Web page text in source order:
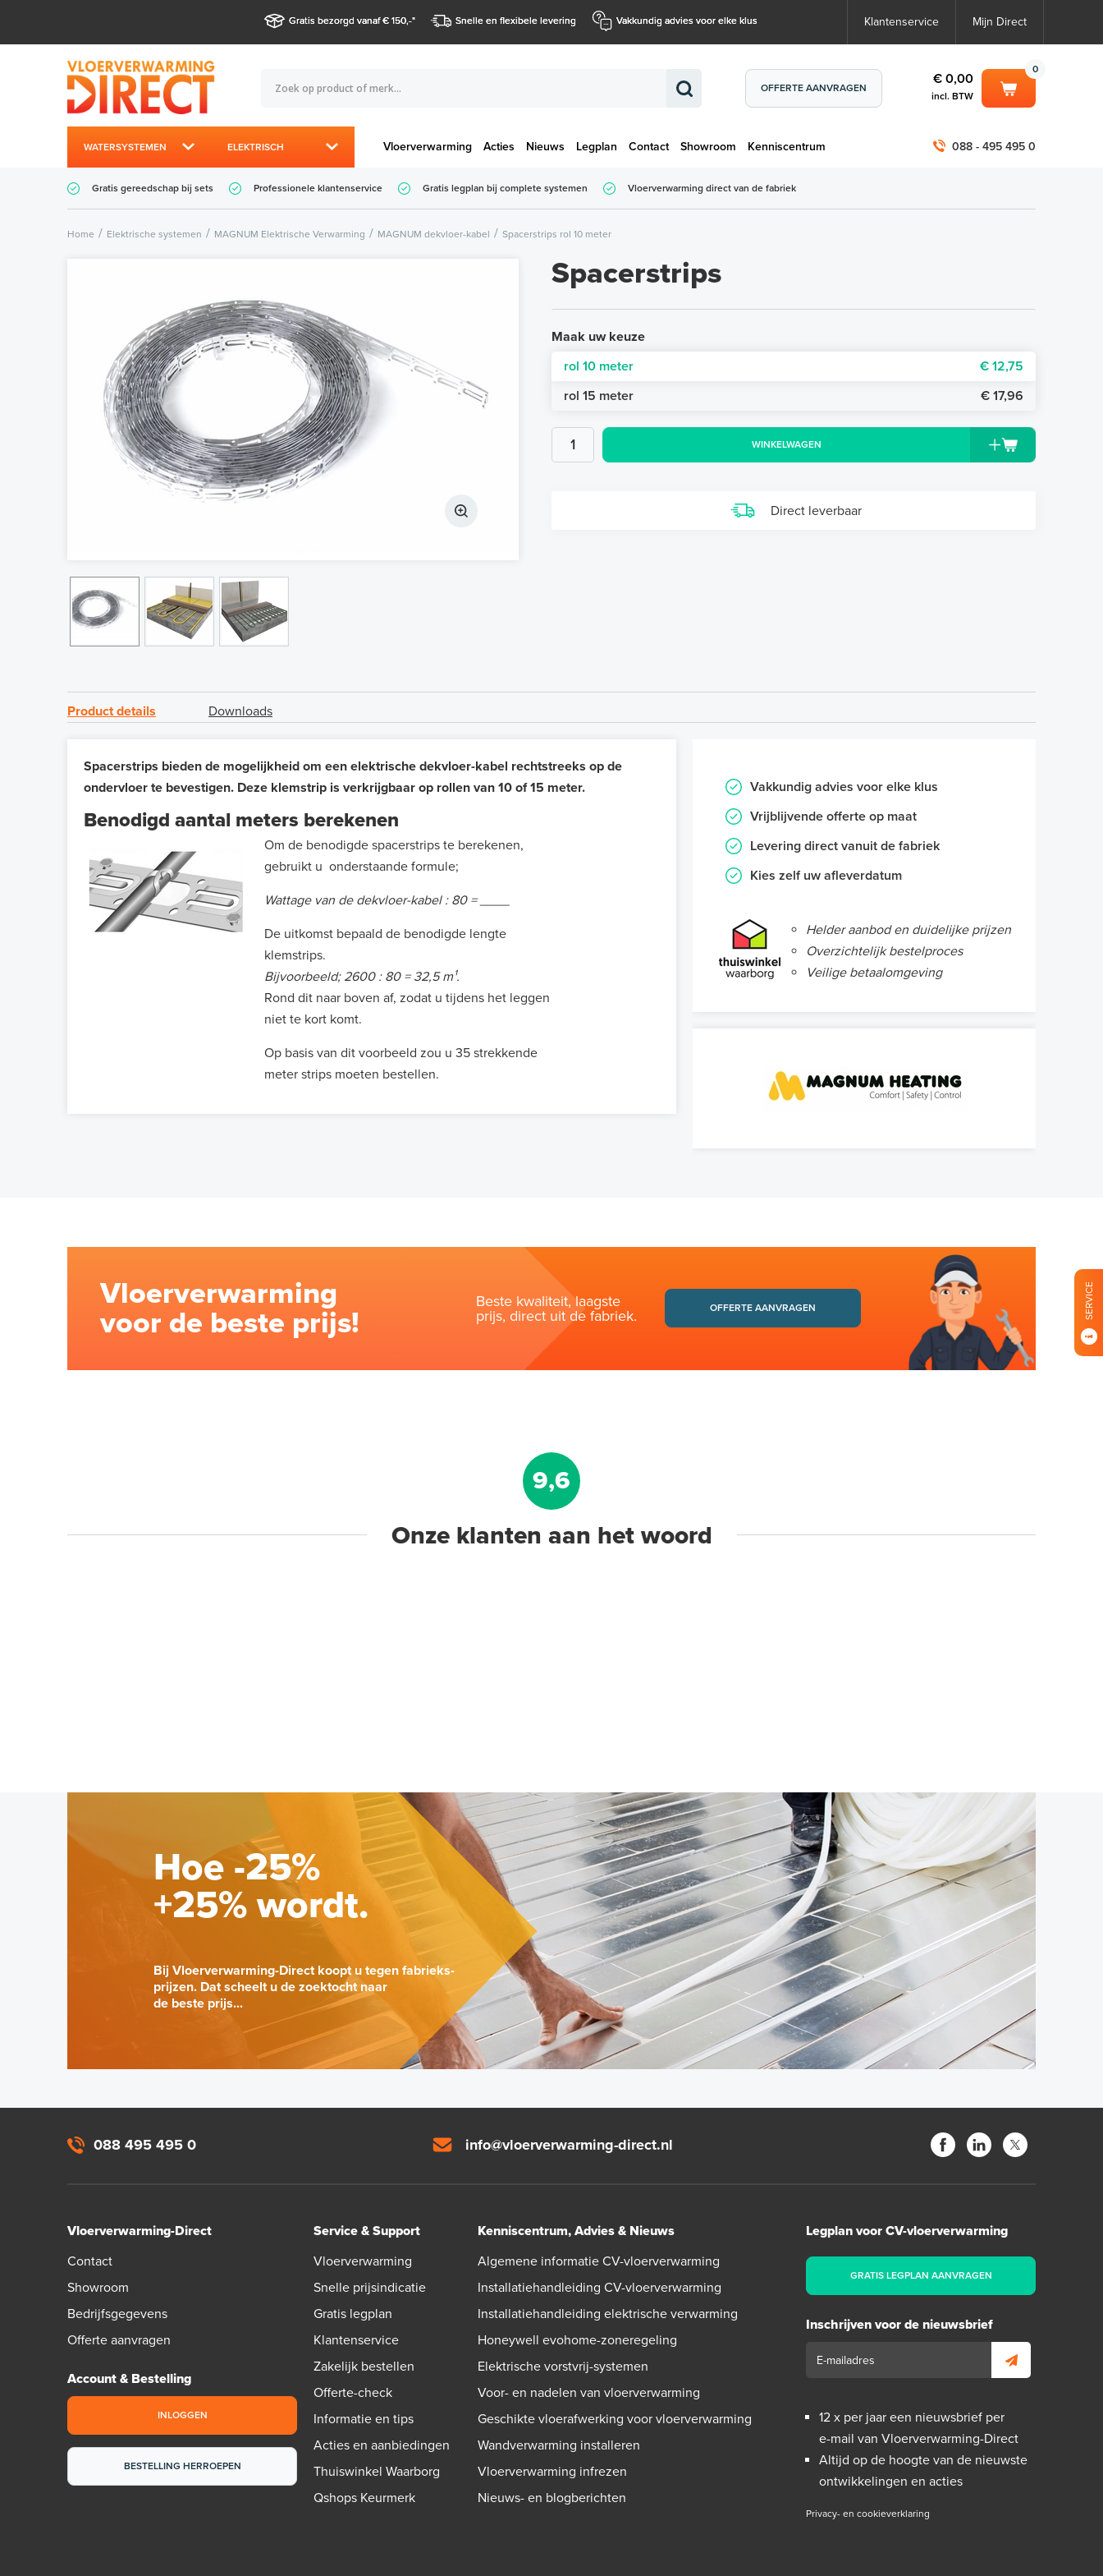
Gratis bezorgd vanaf € 150,-* Snelle en flexibele levering Vakkundig advies voor elke klus Klantenservice Mijn Direct
OFFERTE AANVRAGEN
0
€ 0,00
incl. BTW
WATERSYSTEMEN ELEKTRISCH Vloerverwarming Acties Nieuws Legplan Contact Showroom Kenniscentrum
€ 0,00
Totaalbedrag (incl. BTW)
088 - 495 495 0
Gratis gereedschap bij sets Professionele klantenservice Gratis legplan bij complete systemen Vloerverwarming direct van de fabriek
Home Elektrische systemen MAGNUM Elektrische Verwarming MAGNUM dekvloer-kabel Spacerstrips rol 10 meter
Spacerstrips
Maak uw keuze
rol 10 meter
€ 12,75
rol 15 meter
€ 17,96
WINKELWAGEN
Direct leverbaar
Product details Downloads
Spacerstrips bieden de mogelijkheid om een elektrische dekvloer-kabel rechtstreeks op de
ondervloer te bevestigen. Deze klemstrip is verkrijgbaar op rollen van 10 of 15 meter.
Benodigd aantal meters berekenen
Om de benodigde spacerstrips te berekenen,
gebruikt u onderstaande formule;
Wattage van de dekvloer-kabel : 80 = ____
De uitkomst bepaald de benodigde lengte
klemstrips.
Bijvoorbeeld; 2600 : 80 = 32,5 m¹.
Rond dit naar boven af, zodat u tijdens het leggen
niet te kort komt.
Op basis van dit voorbeeld zou u 35 strekkende
meter strips moeten bestellen.
Vakkundig advies voor elke klus
Vrijblijvende offerte op maat
Levering direct vanuit de fabriek
Kies zelf uw afleverdatum
Helder aanbod en duidelijke prijzen
Overzichtelijk bestelproces
Veilige betaalomgeving
Vloerverwarming
voor de beste prijs!
Beste kwaliteit, laagste
prijs, direct uit de fabriek.
OFFERTE AANVRAGEN
9,6
Onze klanten aan het woord
Hoe -25%
+25% wordt.
Bij Vloerverwarming-Direct koopt u tegen fabrieks-
prijzen. Dat scheelt u de zoektocht naar
de beste prijs...
088 495 495 0 info@vloerverwarming-direct.nl
Vloerverwarming-Direct
Contact
Showroom
Bedrijfsgegevens
Offerte aanvragen
Account & Bestelling
INLOGGEN
BESTELLING HERROEPEN
Service & Support
Vloerverwarming
Snelle prijsindicatie
Gratis legplan
Klantenservice
Zakelijk bestellen
Offerte-check
Informatie en tips
Acties en aanbiedingen
Thuiswinkel Waarborg
Qshops Keurmerk
Kenniscentrum, Advies & Nieuws
Algemene informatie CV-vloerverwarming
Installatiehandleiding CV-vloerverwarming
Installatiehandleiding elektrische verwarming
Honeywell evohome-zoneregeling
Elektrische vorstvrij-systemen
Voor- en nadelen van vloerverwarming
Geschikte vloerafwerking voor vloerverwarming
Wandverwarming installeren
Vloerverwarming infrezen
Nieuws- en blogberichten
Legplan voor CV-vloerverwarming
GRATIS LEGPLAN AANVRAGEN
Inschrijven voor de nieuwsbrief
12 x per jaar een nieuwsbrief per
e-mail van Vloerverwarming-Direct
Altijd op de hoogte van de nieuwste
ontwikkelingen en acties
Privacy- en cookieverklaring
SERVICE